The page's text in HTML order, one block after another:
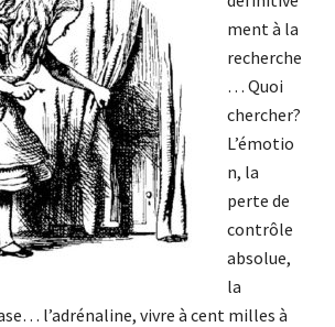
ment à la
recherche
… Quoi
chercher?
L’émotio
n, la
perte de
contrôle
absolue,
la
l’adrénaline, vivre à cent milles à